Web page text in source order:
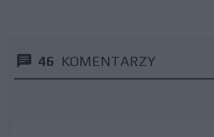
46 KOMENTARZY